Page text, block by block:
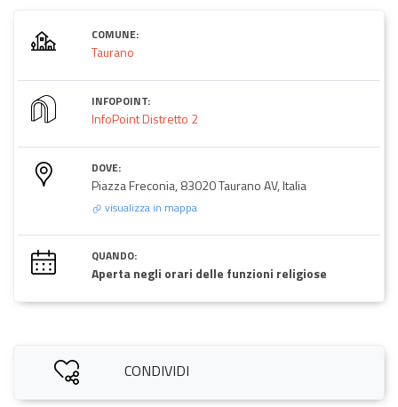
COMUNE:
Taurano
INFOPOINT:
InfoPoint Distretto 2
DOVE:
Piazza Freconia, 83020 Taurano AV, Italia
visualizza in mappa
QUANDO:
Aperta negli orari delle funzioni religiose
CONDIVIDI